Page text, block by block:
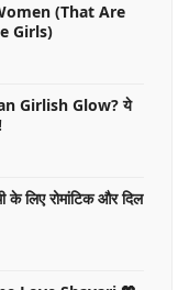
(That Are
Girls)
Girlish Glow? ये
लिए रोमांटिक और दिल